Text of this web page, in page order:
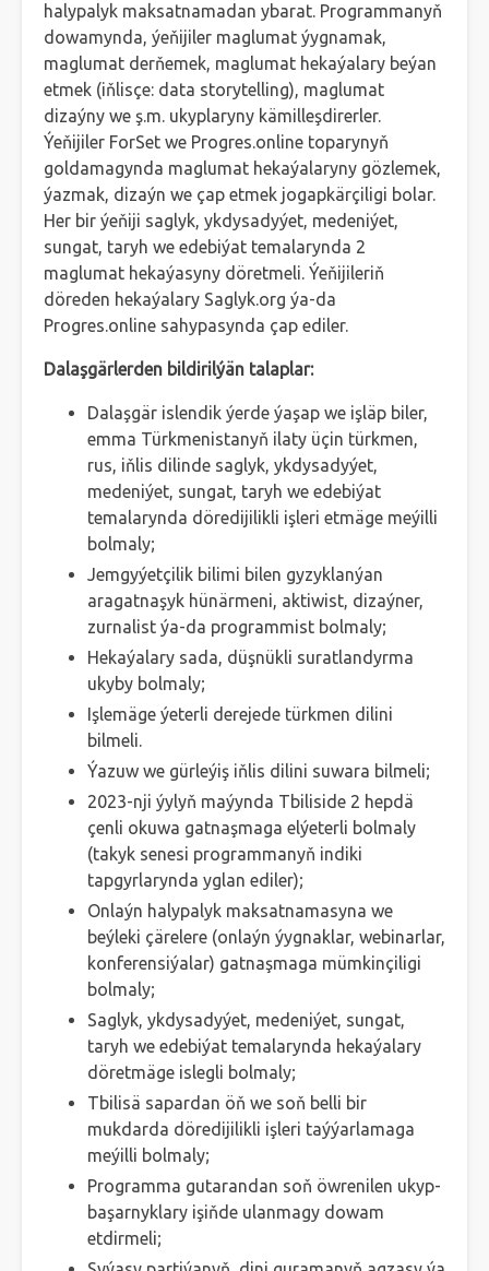
halypalyk maksatnamadan ybarat. Programmanyň
dowamynda, ýeňijiler maglumat ýygnamak,
maglumat derňemek, maglumat hekaýalary beýan
etmek (iňlisçe: data storytelling), maglumat
dizaýny we ş.m. ukyplaryny kämilleşdirerler.
Ýeňijiler ForSet we Progres.online toparynyň
goldamagynda maglumat hekaýalaryny gözlemek,
ýazmak, dizaýn we çap etmek jogapkärçiligi bolar.
Her bir ýeňiji saglyk, ykdysadyýet, medeniýet,
sungat, taryh we edebiýat temalarynda 2
maglumat hekaýasyny döretmeli. Ýeňijileriň
döreden hekaýalary Saglyk.org ýa-da
Progres.online sahypasynda çap ediler.
Dalaşgärlerden bildirilýän talaplar:
Dalaşgär islendik ýerde ýaşap we işläp biler,
emma Türkmenistanyň ilaty üçin türkmen,
rus, iňlis dilinde saglyk, ykdysadyýet,
medeniýet, sungat, taryh we edebiýat
temalarynda döredijilikli işleri etmäge meýilli
bolmaly;
Jemgyýetçilik bilimi bilen gyzyklanýan
aragatnaşyk hünärmeni, aktiwist, dizaýner,
zurnalist ýa-da programmist bolmaly;
Hekaýalary sada, düşnükli suratlandyrma
ukyby bolmaly;
Işlemäge ýeterli derejede türkmen dilini
bilmeli.
Ýazuw we gürleýiş iňlis dilini suwara bilmeli;
2023-nji ýylyň maýynda Tbiliside 2 hepdä
çenli okuwa gatnaşmaga elýeterli bolmaly
(takyk senesi programmanyň indiki
tapgyrlarynda yglan ediler);
Onlaýn halypalyk maksatnamasyna we
beýleki çärelere (onlaýn ýygnaklar, webinarlar,
konferensiýalar) gatnaşmaga mümkinçiligi
bolmaly;
Saglyk, ykdysadyýet, medeniýet, sungat,
taryh we edebiýat temalarynda hekaýalary
döretmäge islegli bolmaly;
Tbilisä sapardan öň we soň belli bir
mukdarda döredijilikli işleri taýýarlamaga
meýilli bolmaly;
Programma gutarandan soň öwrenilen ukyp-
başarnyklary işiňde ulanmagy dowam
etdirmeli;